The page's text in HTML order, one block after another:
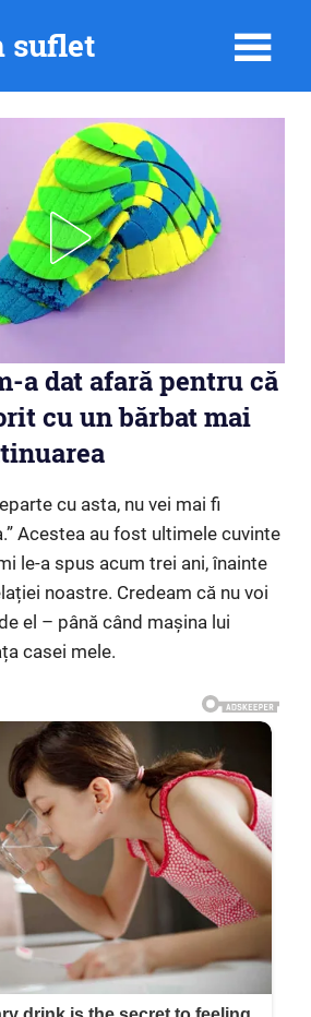
suflet
a dat afară pentru că
cu un bărbat mai
cu asta, nu vei mai fi
Acestea au fost ultimele cuvinte
le-a spus acum trei ani, înainte
noastre. Credeam că nu voi
el – până când mașina lui
casei mele.